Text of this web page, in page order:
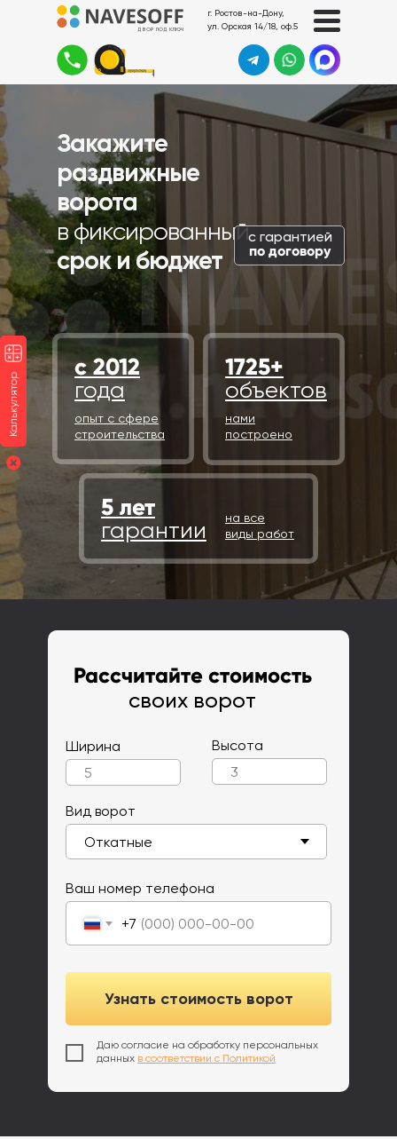
г. Ростов-на-Дону,
ул. Орская 14/18, оф.5
ДВОР ПОД КЛЮЧ
Даю согласие на обработку персональных
данных в соответствии с Политикой
Узнать стоимость ворот
Ваш номер телефона
+7
Ширина Высота
Вид ворот
Рассчитайте стоимость
своих ворот
Закажите
раздвижные
ворота
в фиксированный
срок и бюджет
с гарантией
по договору
на все
виды работ
5 лет
гарантии
нами
построено
1725+
объектов
опыт с сфере
строительства
с 2012
года
Калькулятор